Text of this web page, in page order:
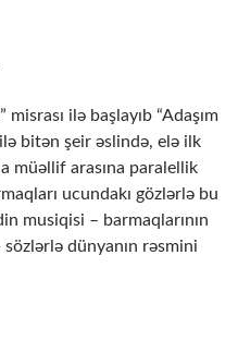
ilə başlayıb “Adaşım
bitən şeir əslində, elə ilk
müəllif arasına paralellik
ucundakı gözlərlə bu
musiqisi – barmaqlarının
dünyanın rəsmini